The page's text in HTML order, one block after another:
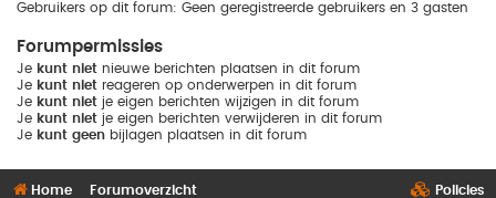
Gebruikers op dit forum: Geen geregistreerde gebruikers en 3 gasten
Forumpermissies
Je kunt niet nieuwe berichten plaatsen in dit forum
Je kunt niet reageren op onderwerpen in dit forum
Je kunt niet je eigen berichten wijzigen in dit forum
Je kunt niet je eigen berichten verwijderen in dit forum
Je kunt geen bijlagen plaatsen in dit forum
Home Forumoverzicht Policies